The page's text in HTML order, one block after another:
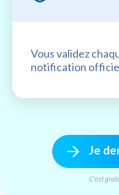
Vous validez
notification
Je
C'est